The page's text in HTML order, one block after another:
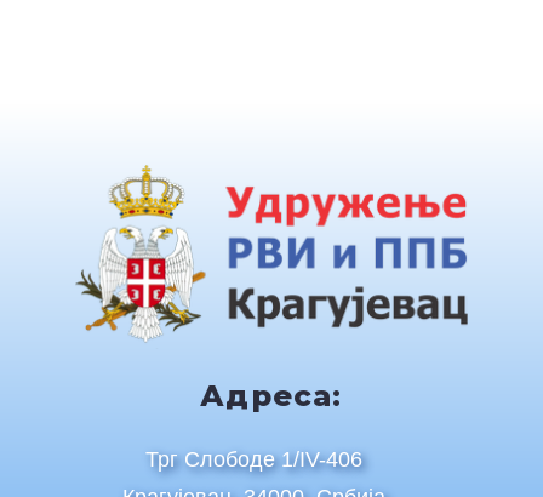
Адреса:
Трг Слободе 1/IV-406